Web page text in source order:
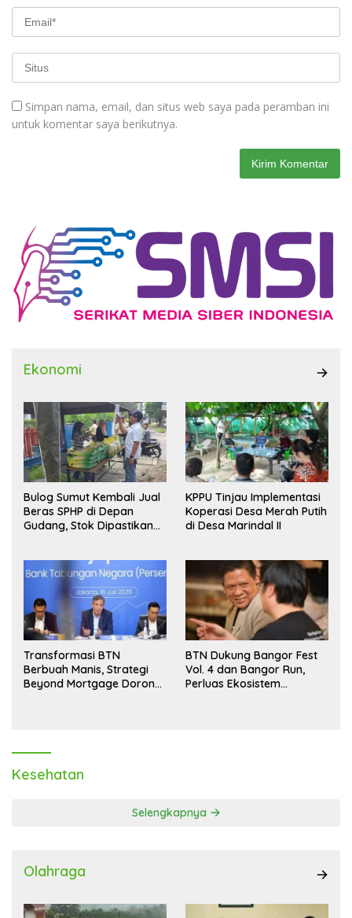
Simpan nama, email, dan situs web saya pada peramban ini
untuk komentar saya berikutnya.
Ekonomi
Bulog Sumut Kembali Jual
Beras SPHP di Depan
Gudang, Stok Dipastikan
KPPU Tinjau Implementasi
Koperasi Desa Merah Putih
di Desa Marindal II
Transformasi BTN
Berbuah Manis, Strategi
Beyond Mortgage Dorong
BTN Dukung Bangor Fest
Vol. 4 dan Bangor Run,
Perluas Ekosistem
Kesehatan
Selengkapnya
Olahraga